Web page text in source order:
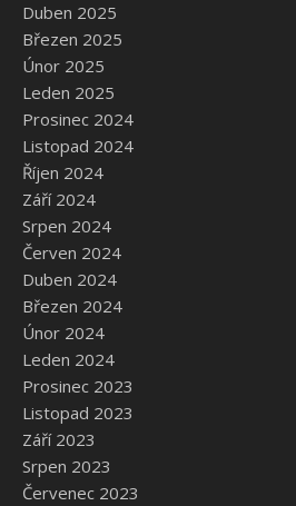
Duben 2025
Březen 2025
Únor 2025
Leden 2025
Prosinec 2024
Listopad 2024
Říjen 2024
Září 2024
Srpen 2024
Červen 2024
Duben 2024
Březen 2024
Únor 2024
Leden 2024
Prosinec 2023
Listopad 2023
Září 2023
Srpen 2023
Červenec 2023